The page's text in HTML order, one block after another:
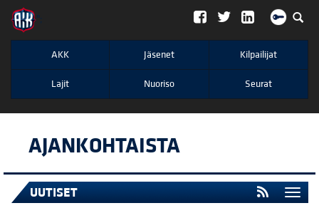
";
AKK Jäsenet Kilpailijat
Lajit Nuoriso Seurat
AJANKOHTAISTA
UUTISET